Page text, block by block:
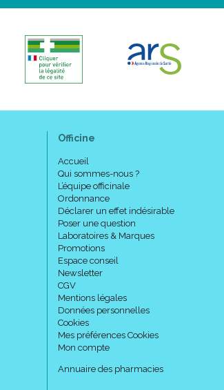
Officine
Accueil
Qui sommes-nous ?
L’équipe officinale
Ordonnance
Déclarer un effet indésirable
Poser une question
Laboratoires & Marques
Promotions
Espace conseil
Newsletter
CGV
Mentions légales
Données personnelles
Cookies
Mes préférences Cookies
Mon compte
Annuaire des pharmacies